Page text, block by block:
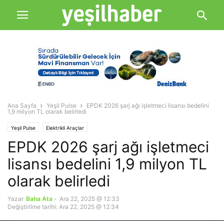
Ana Sayfa Yeşil Pulse
EPDK 2026 şarj ağı işletmeci lisansı bedelini
1,9 milyon TL olarak belirledi
Yeşil Pulse Elektrikli Araçlar
EPDK 2026 şarj ağı işletmeci
lisansı bedelini 1,9 milyon TL
olarak belirledi
Yazar Baha Ata - Ara 22, 2025 @ 12:33
Değiştirilme tarihi: Ara 22, 2025 @ 12:34